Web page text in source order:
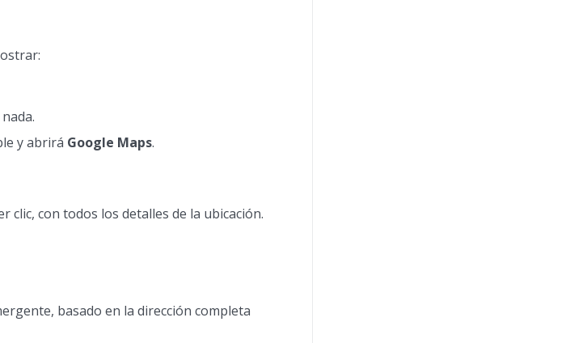
y abrirá Google Maps.
clic, con todos los detalles de la ubicación.
basado en la dirección completa